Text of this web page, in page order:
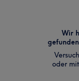
Wir
oder